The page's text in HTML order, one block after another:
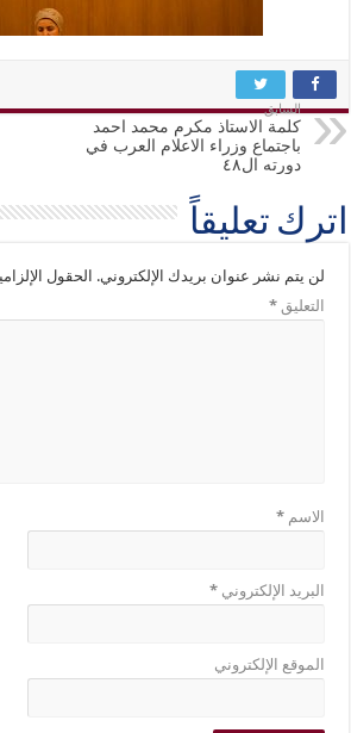
السابق
كلمة الاستاذ مكرم محمد احمد
باجتماع وزراء الاعلام العرب في
دورته ال٤٨
اترك تعليقاً
لن يتم نشر عنوان بريدك الإلكتروني. الحقول
التعليق*
الاسم*
البريد الإلكتروني*
الموقع الإلكتروني